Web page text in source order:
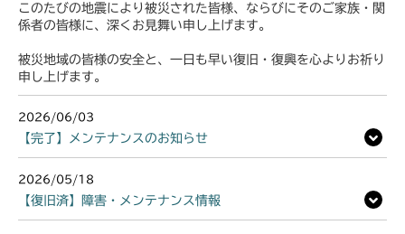
このたびの地震により被災された皆様、ならびにそのご家族・関
係者の皆様に、深くお見舞い申し上げます。
被災地域の皆様の安全と、一日も早い復旧・復興を心よりお祈り
申し上げます。
2026/06/03
【完了】メンテナンスのお知らせ
2026/05/18
【復旧済】障害・メンテナンス情報